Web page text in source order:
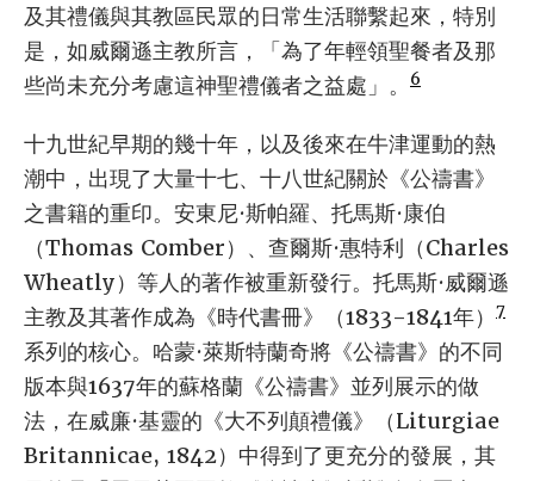
及其禮儀與其教區民眾的日常生活聯繫起來，特別
是，如威爾遜主教所言，「為了年輕領聖餐者及那
些尚未充分考慮這神聖禮儀者之益處」。
6
十九世紀早期的幾十年，以及後來在牛津運動的熱
潮中，出現了大量十七、十八世紀關於《公禱書》
之書籍的重印。安東尼·斯帕羅、托馬斯·康伯
（Thomas Comber）、查爾斯·惠特利（Charles
Wheatly）等人的著作被重新發行。托馬斯·威爾遜
主教及其著作成為《時代書冊》（1833-1841年）
7
系列的核心。哈蒙·萊斯特蘭奇將《公禱書》的不同
版本與1637年的蘇格蘭《公禱書》並列展示的做
法，在威廉·基靈的《大不列顛禮儀》（Liturgiae
Britannicae, 1842）中得到了更充分的發展，其